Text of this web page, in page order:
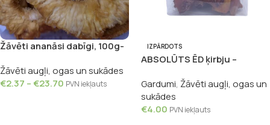
Žāvēti ananāsi dabīgi, 100g-
Žāvēti augļi, ogas un sukādes
€2.37 –€23.70 PVN iekļauts
IZPĀRDOTS
ABSOLŪTS ĒD ķirbju –
Gardumi, Žāvēti augļi, ogas un
sukādes
€4.00 PVN iekļauts